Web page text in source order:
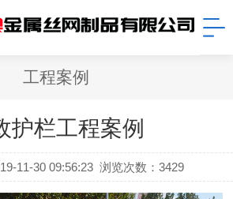
工程案例
护栏工程案例
11-30 09:56:23 浏览次数：3429